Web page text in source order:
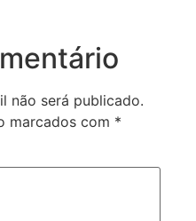
não será publicado.
marcados com *